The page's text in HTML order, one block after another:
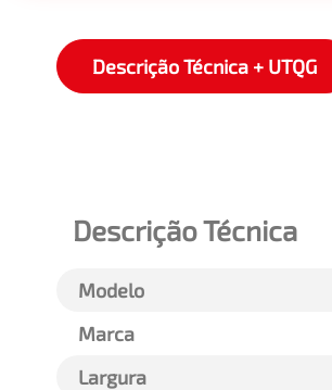
Descrição Técnica + UTQG
Descrição Técnica
Modelo
Marca
Largura